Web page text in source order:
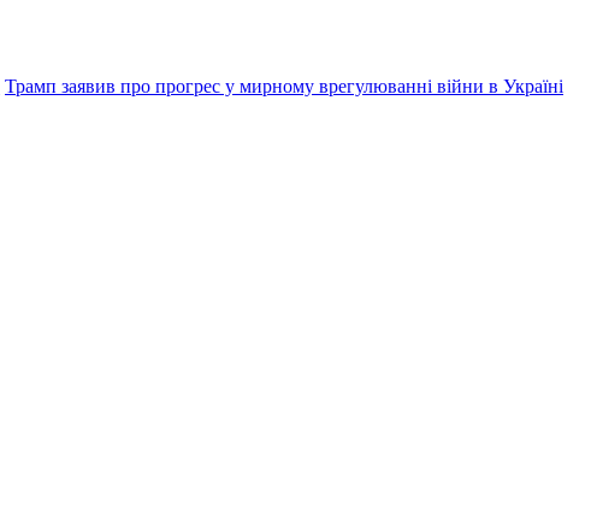
Трамп заявив про прогрес у мирному врегулюванні війни в Україні